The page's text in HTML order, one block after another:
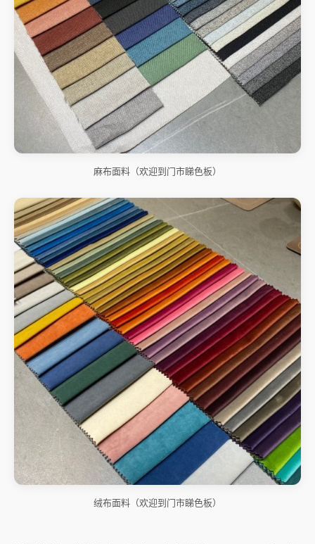
麻布面料（欢迎到门市睇色板）
绒布面料（欢迎到门市睇色板）